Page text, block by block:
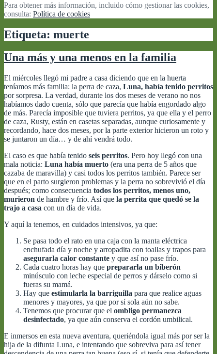
Para obtener más información, incluido cómo gestionar las cookies,
consulta: Política de cookies
Etiqueta: muerte
Una más y una menos en la familia
El miércoles llegó mi padre a casa diciendo que en la huerta
teníamos más familia: la perra de caza, Luna, había tenido perritos
por sorpresa. La verdad, durante los dos meses de verano no nos
habíamos dado cuenta, sólo que parecía que había engordado algo
de más. Parecía imposible que tuviera perritos, ya que ella y el perro
de caza, Rusty, están en casetas separadas, aunque curiosamente y
recordando, hace dos meses, por la parte exterior hicieron un roto y
se juntaron un día… y de ahí vendrá todo.
El caso es que había tenido seis perritos. Pero hoy llegó con una
mala noticia: Luna había muerto (era una perra de 5 años que
cazaba de maravilla) y casi todos los perritos también. Parece ser
que en el parto surgieron problemas y la perra no sobrevivió el día
después; como consecuencia todos los perritos, menos uno,
murieron de hambre y frío. Así que la perrita que quedó se la
trajo a casa con un día de vida.
Y aquí la tenemos, en cuidados intensivos, ya que:
Se pasa todo el rato en una caja con la manta eléctrica
enchufada día y noche y arropadita con toallas y trapos para
asegurarla calor constante y que así no pase frío.
Cada cuatro horas hay que prepararla un biberón
minúsculo con leche especial de perros y dárselo como si
fueras su mamá.
Hay que estimularla la barriguilla para que realice aguas
menores y mayores, ya que por sí sola aún no sabe.
Tenemos que procurar que el ombligo permanezca
desinfectado, ya que aún conserva el cordón umbilical.
E inmersos en esta nueva aventura, queriéndola igual más por ser la
hija de la difunta Luna, e intentando que sobreviva para así tener